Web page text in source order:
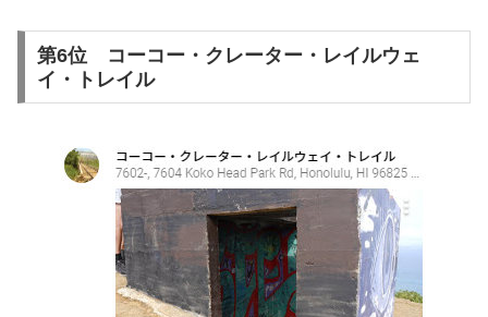
第6位 コーコー・クレーター・レイルウェ
イ・トレイル